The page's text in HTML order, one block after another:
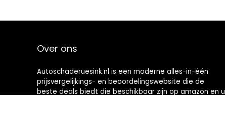
Over ons
Autoschaderuesink.nl is een moderne alles-in-één
prijsvergelijkings- en beoordelingswebsite die de
beste deals biedt die beschikbaar zijn op amazon en u